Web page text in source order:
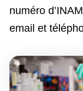
numéro
email et